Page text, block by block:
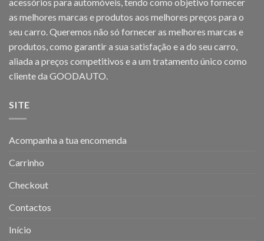
as melhores marcas e produtos aos melhores preços para o
seu carro. Queremos não só fornecer as melhores marcas e
produtos, como garantir a sua satisfação e a do seu carro,
aliada a preços competitivos e a um tratamento único como
cliente da GOODAUTO.
SITE
Acompanha a tua encomenda
Carrinho
Checkout
Contactos
Início